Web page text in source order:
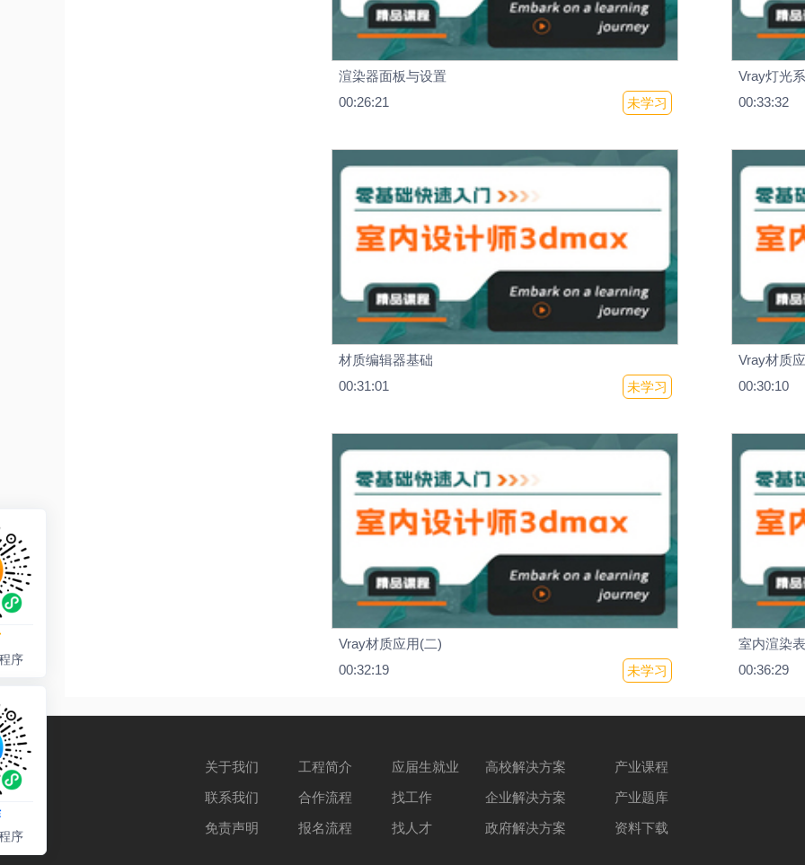
渲染器面板与设置
00:26:21
未学习
Vray灯光
00:33:32
材质编辑器基础
00:31:01
未学习
Vray材质
00:30:10
Vray材质应用(二)
00:32:19
未学习
室内渲染
00:36:29
关于我们 工程简介 应届生就业 高校解决方案
产业课程
联系我们
合作流程 找工作 企业解决方案
产业题库
免责声明
报名流程 找人才 政府解决方案 资料下载
序
序